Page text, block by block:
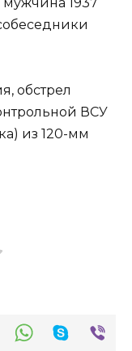
обстрел
ВСУ
из 120-мм